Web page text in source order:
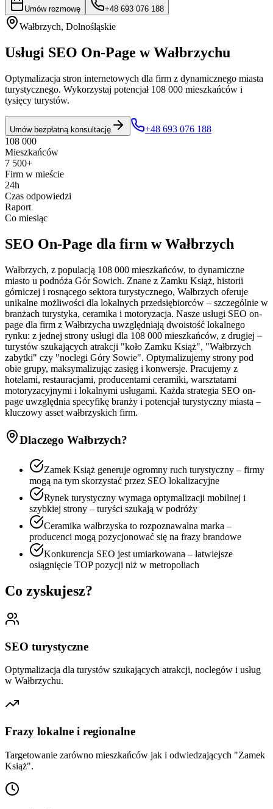
Umów rozmowę +48 693 076 188
Wałbrzych, Dolnośląskie
Usługi SEO On-Page w Wałbrzychu
Optymalizacja stron internetowych dla firm z dynamicznego miasta
turystycznego. Wykorzystaj potencjał 108 000 mieszkańców i
tysięcy turystów.
Umów bezpłatną konsultację
+48 693 076 188
108 000
Mieszkańców
7 500+
Firm w mieście
24h
Czas odpowiedzi
Raport
Co miesiąc
SEO On-Page dla firm wWałbrzych
Wałbrzych, z populacją 108 000 mieszkańców, to dynamiczne
miasto u podnóża Gór Sowich. Znane z Zamku Książ, historii
górniczej i rosnącego sektora turystycznego, Wałbrzych oferuje
unikalne możliwości dla lokalnych przedsiębiorców – szczególnie w
branżach turystyka, ceramika i motoryzacja. Nasze usługi SEO on-
page dla firm z Wałbrzycha uwzględniają dwoistość lokalnego
rynku: z jednej strony usługi dla 108 000 mieszkańców, z drugiej –
turystów szukających atrakcji "koło Zamku Książ", "Wałbrzych
zabytki" czy "noclegi Góry Sowie". Optymalizujemy strony pod
obie grupy, maksymalizując zasięg i konwersje. Pracujemy z
hotelami, restauracjami, producentami ceramiki, warsztatami
motoryzacyjnymi i lokalnymi usługami. Każda strategia SEO on-
page uwzględnia specyfikę branży i potencjał turystyczny miasta –
kluczowy asset wałbrzyskich firm.
Dlaczego Wałbrzych?
Zamek Książ generuje ogromny ruch turystyczny – firmy
mogą na tym skorzystać przez SEO lokalizacyjne
Rynek turystyczny wymaga optymalizacji mobilnej i
szybkiej strony – turyści szukają w podróży
Ceramika wałbrzyska to rozpoznawalna marka –
producenci mogą pozycjonować się na frazy brandowe
Konkurencja SEO jest umiarkowana – łatwiejsze
osiągnięcie TOP pozycji niż w metropoliach
Co zyskujesz?
SEO turystyczne
Optymalizacja dla turystów szukających atrakcji, noclegów i usług
w Wałbrzychu.
Frazy lokalne i regionalne
Targetowanie zarówno mieszkańców jak i odwiedzających "Zamek
Książ".